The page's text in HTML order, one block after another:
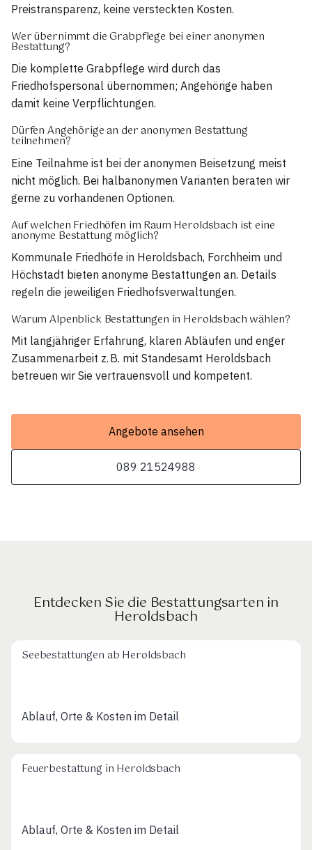
Preistransparenz, keine versteckten Kosten.
Wer übernimmt die Grabpflege bei einer anonymen
Bestattung?
Die komplette Grabpflege wird durch das
Friedhofspersonal übernommen; Angehörige haben
damit keine Verpflichtungen.
Dürfen Angehörige an der anonymen Bestattung
teilnehmen?
Eine Teilnahme ist bei der anonymen Beisetzung meist
nicht möglich. Bei halbanonymen Varianten beraten wir
gerne zu vorhandenen Optionen.
Auf welchen Friedhöfen im Raum Heroldsbach ist eine
anonyme Bestattung möglich?
Kommunale Friedhöfe in Heroldsbach, Forchheim und
Höchstadt bieten anonyme Bestattungen an. Details
regeln die jeweiligen Friedhofsverwaltungen.
Warum Alpenblick Bestattungen in Heroldsbach wählen?
Mit langjähriger Erfahrung, klaren Abläufen und enger
Zusammenarbeit z. B. mit Standesamt Heroldsbach
betreuen wir Sie vertrauensvoll und kompetent.
Angebote ansehen
089 21524988
Entdecken Sie die Bestattungsarten in
Heroldsbach
Seebestattungen ab Heroldsbach
Ablauf, Orte & Kosten im Detail
Feuerbestattung in Heroldsbach
Ablauf, Orte & Kosten im Detail